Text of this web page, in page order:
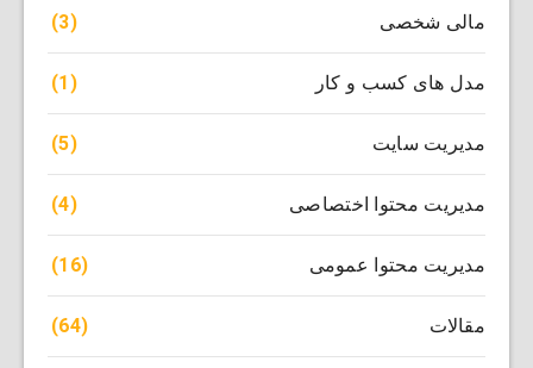
مالی شخصی (3)
مدل های کسب و کار (1)
مدیریت سایت (5)
مدیریت محتوا اختصاصی (4)
مدیریت محتوا عمومی (16)
مقالات (64)